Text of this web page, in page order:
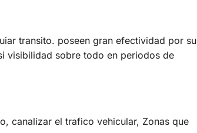
transito. poseen gran efectividad por su
visibilidad sobre todo en periodos de
canalizar el trafico vehicular, Zonas que